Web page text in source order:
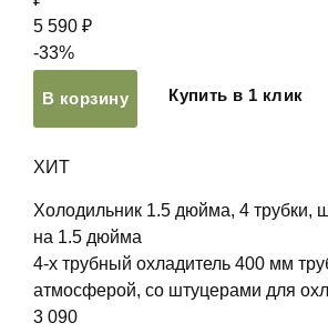
5 590 ₽
-33%
В корзину Купить в 1 клик
ХИТ
Холодильник 1.5 дюйма, 4 трубки,
на 1.5 дюйма
4-х трубный охладитель 400 мм
атмосферой, со штуцерами для
3 090